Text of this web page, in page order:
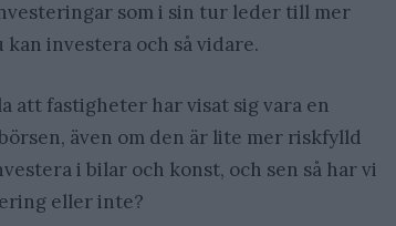
som i sin tur leder till mer
investera och så vidare.
att fastigheter har visat sig vara en
även om den är lite mer riskfylld
i bilar och konst, och sen så har vi
eller inte?